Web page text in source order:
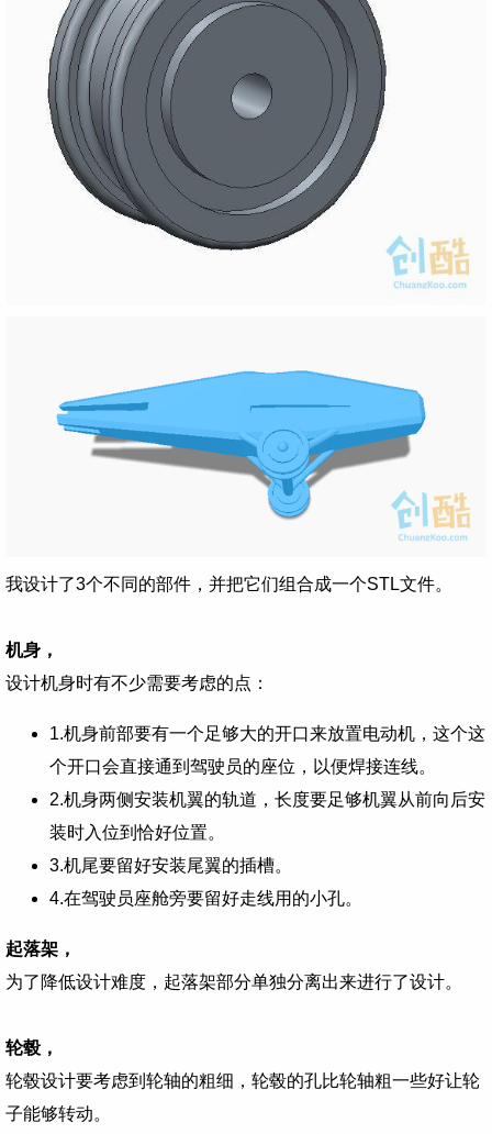
我设计了3个不同的部件，并把它们组合成一个STL文件。
机身，
设计机身时有不少需要考虑的点：
1.机身前部要有一个足够大的开口来放置电动机，这个这
个开口会直接通到驾驶员的座位，以便焊接连线。
2.机身两侧安装机翼的轨道，长度要足够机翼从前向后安
装时入位到恰好位置。
3.机尾要留好安装尾翼的插槽。
4.在驾驶员座舱旁要留好走线用的小孔。
起落架，
为了降低设计难度，起落架部分单独分离出来进行了设计。
轮毂，
轮毂设计要考虑到轮轴的粗细，轮毂的孔比轮轴粗一些好让轮
子能够转动。